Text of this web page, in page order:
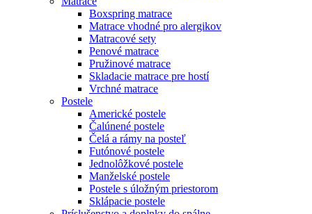
Boxspring matrace
Matrace vhodné pro alergikov
Matracové sety
Penové matrace
Pružinové matrace
Skladacie matrace pre hostí
Vrchné matrace
Postele
Americké postele
Čalúnené postele
Čelá a rámy na posteľ
Futónové postele
Jednolôžkové postele
Manželské postele
Postele s úložným priestorom
Sklápacie postele